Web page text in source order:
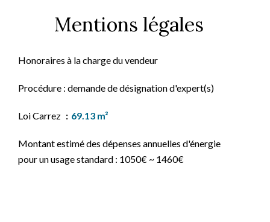
Mentions légales
Honoraires à la charge du vendeur
Procédure : demande de désignation d'expert(s)
Loi Carrez 69.13 m²
Montant estimé des dépenses annuelles d'énergie
pour un usage standard : 1050€ ~ 1460€